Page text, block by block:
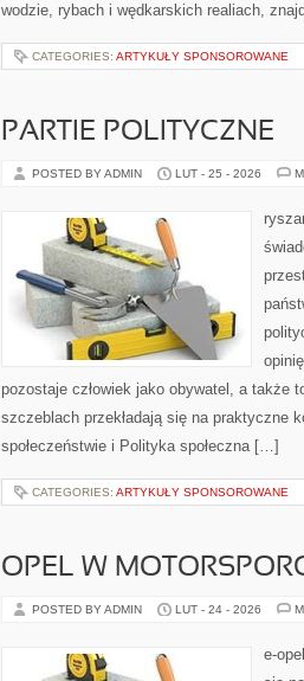
wodzie, rybach i wędkarskich realiach,
CATEGORIES: ARTYKUŁY SPONSOROWANE
PARTIE POLITYCZNE
POSTED BY ADMIN LUT - 25 - 2026
pozostaje człowiek jako obywatel, a także
szczeblach przekładają się na praktyczne
społeczeństwie i Polityka społeczna […]
CATEGORIES: ARTYKUŁY SPONSOROWANE
OPEL W
POSTED BY ADMIN LUT - 24 - 2026
e-